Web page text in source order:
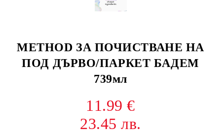
METHOD ЗА ПОЧИСТВАНЕ НА
ПОД ДЪРВО/ПАРКЕТ БАДЕМ
739мл
11.99 €
23.45 лв.